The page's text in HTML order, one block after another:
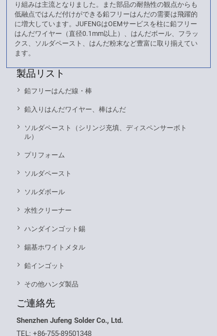
り組みは主流となりました。また部品の耐熱性の観点からも
低融点ではんだ付けができる鉛フリーはんだの需要は飛躍的
に増大しています。JUFENGはOEMサービスを柱に鉛フリー
はんだワイヤー（直径0.1mm以上）、はんだボール、フラッ
クス、ソルダペースト、はんだ粉末など豊富に取り揃えてい
ます。
製品リスト
鉛フリーはんだ線・棒
鉛入りはんだワイヤー、棒はんだ
ソルダペースト（シリンジ充填、ディスペンサーボト
ル）
プリフォーム
ソルダペースト
ソルダボール
水性クリーナー
ハンダインゴット錫
錫基ホワイトメタル
鉛インゴット
その他ハンダ製品
ご連絡先
Shenzhen Jufeng Solder Co., Ltd.
TEL:+86-755-89501348